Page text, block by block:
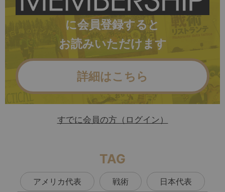
に会員登録すると
お読みいただけます
詳細はこちら
すでに会員の方（ログイン）
TAG
アメリカ代表 戦術 日本代表